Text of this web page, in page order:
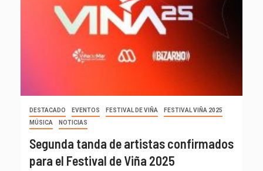
DESTACADO EVENTOS FESTIVAL DE VIÑA
FESTIVAL VIÑA 2025
MÚSICA
NOTICIAS
Segunda tanda de artistas confirmados
para el Festival de Viña 2025